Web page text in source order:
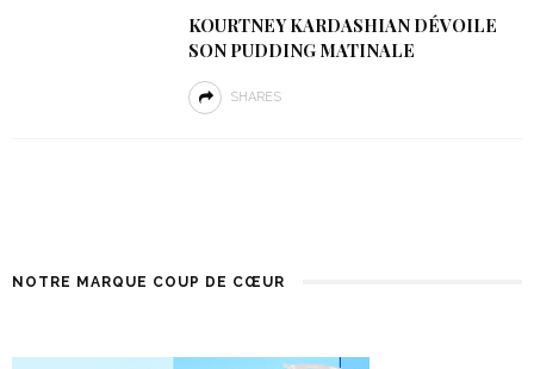
KOURTNEY KARDASHIAN DÉVOILE
SON PUDDING MATINALE
SHARES
NOTRE MARQUE COUP DE CŒUR